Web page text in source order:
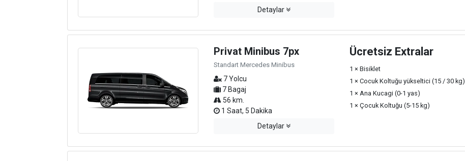
Detaylar
Privat Minibus 7px
Standart Mercedes Minibus
7 Yolcu
7 Bagaj
56 km.
1 Saat, 5 Dakika
Detaylar
Ücretsiz Extralar
1 × Bisiklet
1 × Cocuk Koltuğu yükseltici (15 / 30 kg)
1 × Ana Kucagi (0-1 yas)
1 × Çocuk Koltuğu (5-15 kg)